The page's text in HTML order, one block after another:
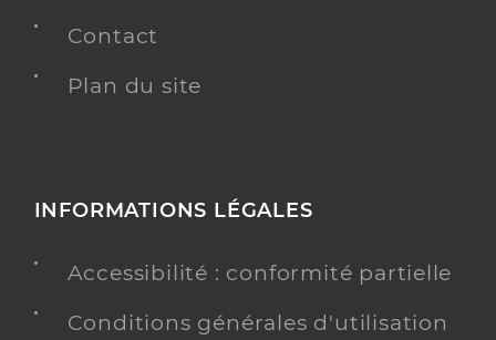
Contact
Plan du site
INFORMATIONS LÉGALES
Accessibilité : conformité partielle
Conditions générales d'utilisation